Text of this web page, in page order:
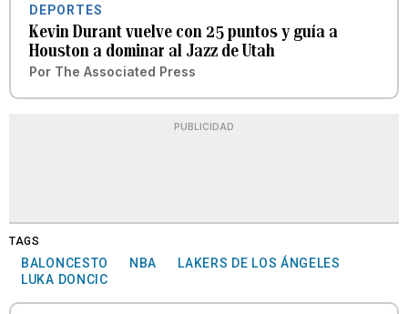
DEPORTES
Kevin Durant vuelve con 25 puntos y guía a
Houston a dominar al Jazz de Utah
Por The Associated Press
PUBLICIDAD
TAGS
BALONCESTO NBA
LAKERS DE LOS ÁNGELES
LUKA DONCIC